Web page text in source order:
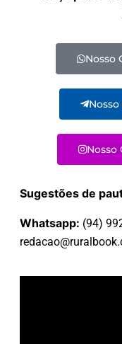
Nosso
Nosso
Sugestões de
Whatsapp: (94)